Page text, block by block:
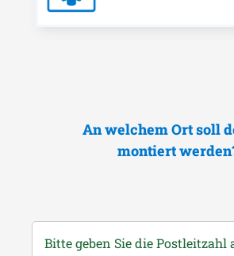
An welchem Ort soll
montiert
Bitte geben Sie die Postleitzahl